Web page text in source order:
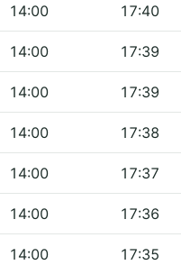
14:00 17:40
14:00 17:39
14:00 17:39
14:00 17:38
14:00 17:37
14:00 17:36
14:00 17:35